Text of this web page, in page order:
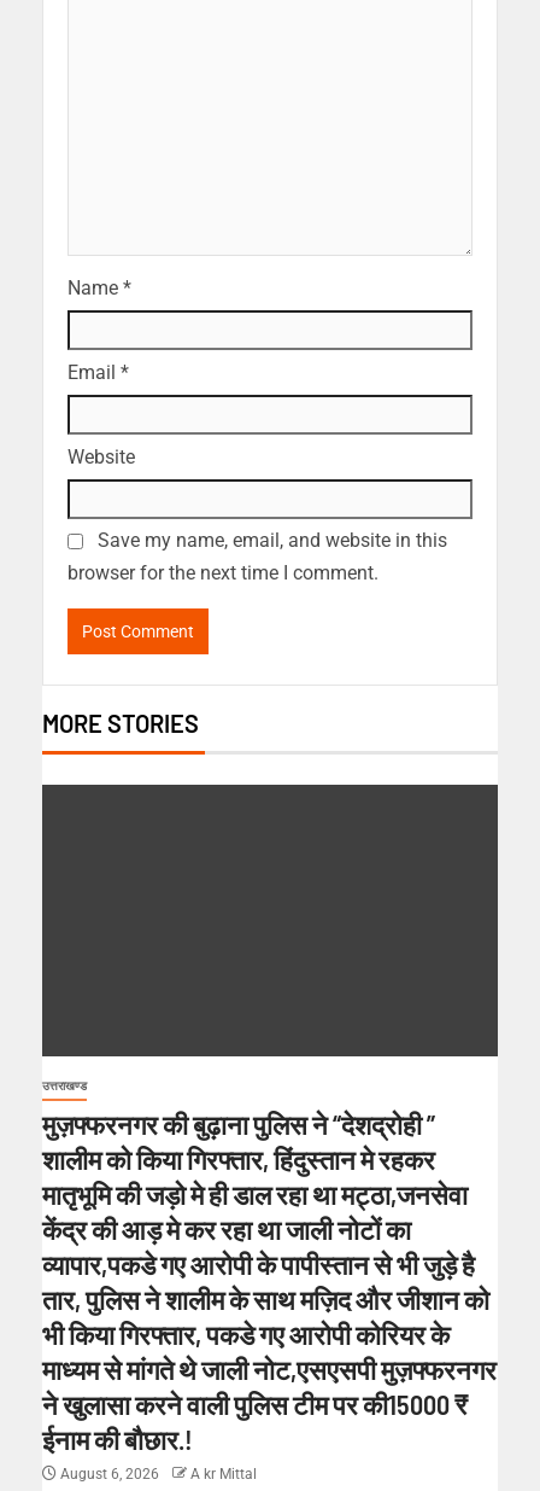
Name *
Email *
Website
Save my name, email, and website in this
browser for the next time I comment.
MORE STORIES
उत्तराखण्ड
मुज़फ्फरनगर की बुढ़ाना पुलिस ने “देशद्रोही ”
शालीम को किया गिरफ्तार, हिंदुस्तान मे रहकर
मातृभूमि की जड़ो मे ही डाल रहा था मट्ठा,जनसेवा
केंद्र की आड़ मे कर रहा था जाली नोटों का
व्यापार,पकडे गए आरोपी के पापीस्तान से भी जुड़े है
तार, पुलिस ने शालीम के साथ मज़िद और जीशान को
भी किया गिरफ्तार, पकडे गए आरोपी कोरियर के
माध्यम से मांगते थे जाली नोट,एसएसपी मुज़फ्फरनगर
ने खुलासा करने वाली पुलिस टीम पर की15000 ₹
ईनाम की बौछार.!
August 6, 2026 A kr Mittal